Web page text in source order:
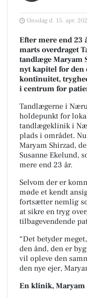
Onsdag d. 15. apr.
Efter mere end 23
marts overdraget
tandlæge Maryam
nyt kapitel for
kontinuitet,
i centrum for
Tandlægerne i
holdepunkt for
tandlægeklinik i
plads i området.
Maryam Shirzad,
Susanne Ekelund,
mere end 23 år.
Selvom der er
møde et kendt
fortsætter nemlig
at sikre en tryg
tilbagevendende
“Det betyder
den ånd, den er
vil opleve den
den nye ejer,
En klinik,